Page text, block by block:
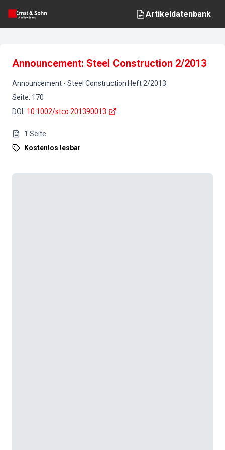
Artikeldatenbank
Announcement: Steel Construction 2/2013
Announcement - Steel Construction Heft 2/2013
Seite: 170
DOI : 10.1002/stco.201390013
1 Seite
Kostenlos lesbar